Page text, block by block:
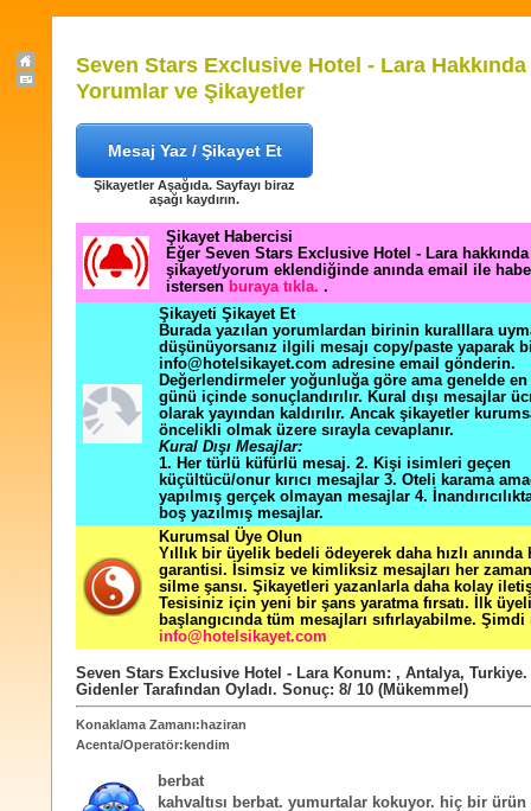
Seven Stars Exclusive Hotel - Lara Hakkında
Yorumlar ve Şikayetler
Mesaj Yaz / Şikayet Et
Şikayetler Aşağıda. Sayfayı biraz
aşağı kaydırın.
Şikayet Habercisi
Eğer Seven Stars Exclusive Hotel - Lara
şikayet/yorum eklendiğinde anında email ile
istersen buraya tıkla. .
Şikayeti Şikayet Et
Burada yazılan yorumlardan birinin kuralllara
düşünüyorsanız ilgili mesajı copy/paste yaparak
info@hotelsikayet.com adresine email gönderin.
Değerlendirmeler yoğunluğa göre ama genelde
günü içinde sonuçlandırılır. Kural dışı mesajlar
olarak yayından kaldırılır. Ancak şikayetler
öncelikli olmak üzere sırayla cevaplanır.
Kural Dışı Mesajlar:
1. Her türlü küfürlü mesaj. 2. Kişi isimleri geçen
küçültücü/onur kırıcı mesajlar 3. Oteli karama
yapılmış gerçek olmayan mesajlar 4.
boş yazılmış mesajlar.
Kurumsal Üye Olun
Yıllık bir üyelik bedeli ödeyerek daha hızlı
garantisi. İsimsiz ve kimliksiz mesajları her zaman
silme şansı. Şikayetleri yazanlarla daha kolay
Tesisiniz için yeni bir şans yaratma fırsatı. İlk
başlangıcında tüm mesajları sıfırlayabilme. Şimdi
info@hotelsikayet.com
Seven Stars Exclusive Hotel - LaraKonum: , Antalya, Turkiye.
Gidenler Tarafından Oyladı. Sonuç: 8/ 10 (Mükemmel)
Konaklama Zamanı:haziran
Acenta/Operatör:kendim
berbat
kahvaltısı berbat. yumurtalar kokuyor. hiç bir